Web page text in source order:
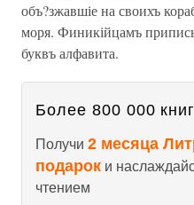
объ?зжавшіе на своихъ
моря. Финикійцамъ
буквъ алфавита.
Более 800 000
Получи 2 месяца
подарок и
чтением